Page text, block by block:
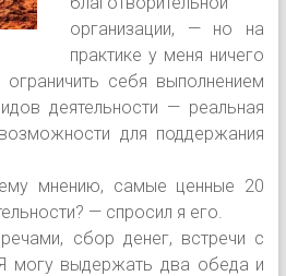
организации, — но на
практике у меня ничего
себя выполнением
деятельности — реальная
для поддержания
мнению, самые ценные 20
— спросил я его.
сбор денег, встречи с
могу выдержать два обеда и